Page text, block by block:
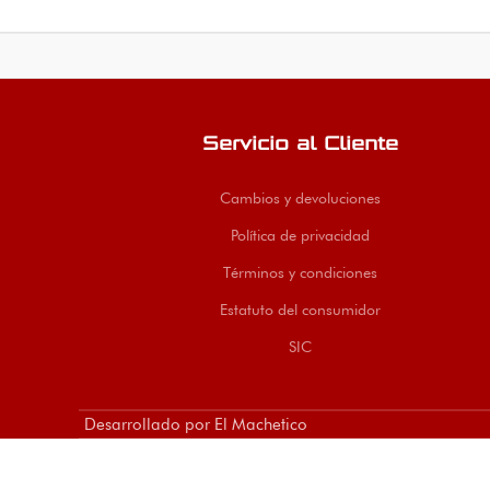
Servicio al Cliente
Cambios y devoluciones
Política de privacidad
Términos y condiciones
Estatuto del consumidor
SIC
Desarrollado por El Machetico